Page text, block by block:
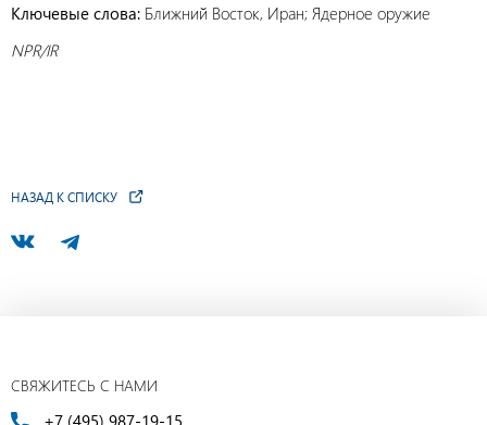
Ключевые слова: Ближний Восток, Иран; Ядерное оружие
NPR/IR
НАЗАД К СПИСКУ
СВЯЖИТЕСЬ С НАМИ
+7 (495) 987-19-15